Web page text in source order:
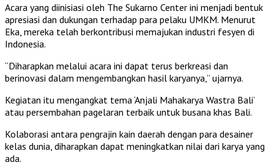
Acara yang diinisiasi oleh The Sukarno Center ini menjadi bentuk
apresiasi dan dukungan terhadap para pelaku UMKM. Menurut
Eka, mereka telah berkontribusi memajukan industri fesyen di
Indonesia.
“Diharapkan melalui acara ini dapat terus berkreasi dan
berinovasi dalam mengembangkan hasil karyanya,” ujarnya.
Kegiatan itu mengangkat tema ‘Anjali Mahakarya Wastra Bali’
atau persembahan pagelaran terbaik untuk busana khas Bali.
Kolaborasi antara pengrajin kain daerah dengan para desainer
kelas dunia, diharapkan dapat meningkatkan nilai dari karya yang
ada.